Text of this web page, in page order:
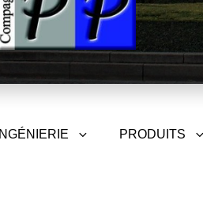
de
INGÉNIERIE PRODUITS